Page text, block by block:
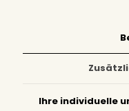
Ihre individuelle